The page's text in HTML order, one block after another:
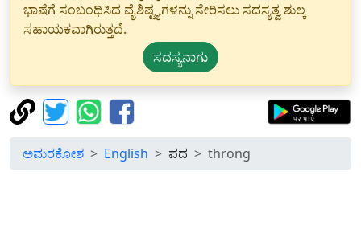
ಭಾಷೆಗೆ ಸಂಬಂಧಿಸಿದ ವೈಶಿಷ್ಟ್ಯಗಳನ್ನು ಸೇರಿಸಲು ಸದಸ್ಯತ್ವ ಶುಲ್ಕ
ಸಹಾಯಕವಾಗಿರುತ್ತದೆ.
ಸದಸ್ಯನಾಗು
ಅಮರಕೋಶ English ಪದ throng